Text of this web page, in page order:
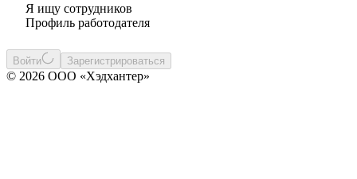
Я ищу сотрудников
Профиль работодателя
Войти Зарегистрироваться
© 2026 ООО «Хэдхантер»